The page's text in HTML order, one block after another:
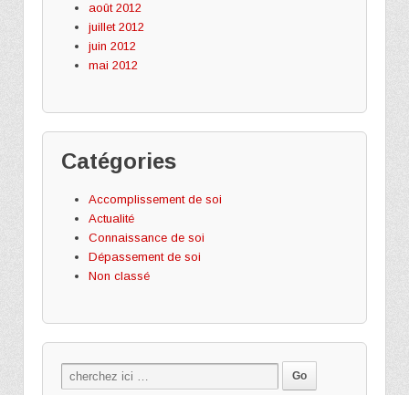
août 2012
juillet 2012
juin 2012
mai 2012
Catégories
Accomplissement de soi
Actualité
Connaissance de soi
Dépassement de soi
Non classé